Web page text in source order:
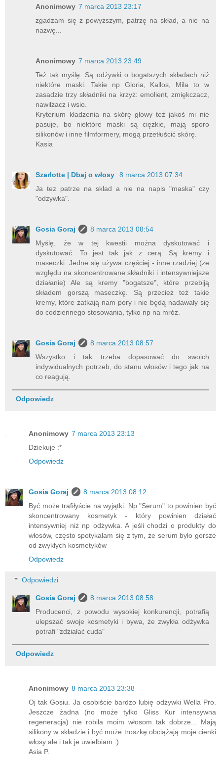
Anonimowy 7 marca 2013 23:17
zgadzam się z powyższym, patrzę na skład, a nie na
nazwę...
Anonimowy 7 marca 2013 23:49
Też tak myślę. Są odżywki o bogatszych składach niż
niektóre maski. Takie np Gloria, Kallos, Mila to w
zasadzie trzy składniki na krzyż: emolient, zmiękczacz,
nawilżacz i wsio.
Kryterium kładzenia na skórę głowy też jakoś mi nie
pasuje, bo niektóre maski są ciężkie, mają sporo
silikonów i inne filmformery, mogą przetłuścić skórę.
Kasia
Szarlotte | Dbaj o włosy
8 marca 2013 07:34
Ja tez patrze na sklad a nie na napis "maska" czy
"odzywka".
Gosia Goraj
8 marca 2013 08:54
Myślę, że w tej kwestii można dyskutować i
dyskutować. To jest tak jak z cerą. Są kremy i
maseczki. Jedne się używa częściej - inne rzadziej (ze
względu na skoncentrowane składniki i intensywniejsze
działanie) Ale są kremy "bogatsze", które przebiją
składem gorszą maseczkę. Są przecież też takie
kremy, które zatkają nam pory i nie będą nadawały się
do codziennego stosowania, tylko np na mróz.
Gosia Goraj
8 marca 2013 08:57
Wszystko i tak trzeba dopasować do swoich
indywidualnych potrzeb, do stanu włosów i tego jak na
co reagują.
Odpowiedz
Anonimowy 7 marca 2013 23:13
Dziekuje :*
Odpowiedz
Gosia Goraj
8 marca 2013 08:12
Być może trafiłyście na wyjątki. Np "Serum" to powinien być
skoncentrowany kosmetyk - który powinien działać
intensywniej niż np odżywka. A jeśli chodzi o produkty do
włosów, często spotykałam się z tym, że serum było gorsze
od zwykłych kosmetyków
Odpowiedz
Odpowiedzi
Gosia Goraj
8 marca 2013 08:58
Producenci, z powodu wysokiej konkurencji, potrafią
ulepszać swoje kosmetyki i bywa, że zwykła odżywka
potrafi "zdziałać cuda"
Odpowiedz
Anonimowy 8 marca 2013 23:38
Oj tak Gosiu. Ja osobiście bardzo lubię odżywki Wella Pro.
Jeszcze żadna (no może tylko Gliss Kur intensywna
regeneracja) nie robiła moim włosom tak dobrze... Mają
silikony w składzie i być może troszkę obciążają moje cienki
włosy ale i tak je uwielbiam :)
Asia P.